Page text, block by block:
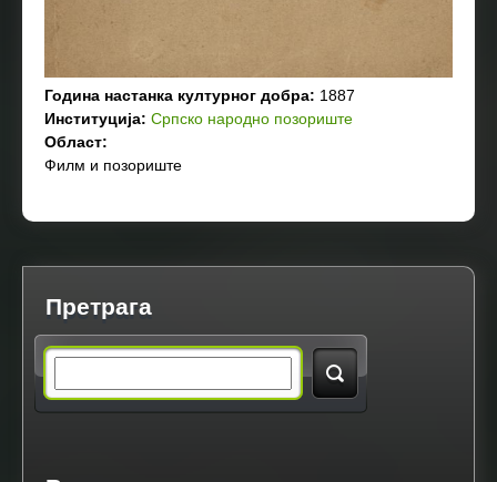
Година настанка културног добра: 1887
Институција: Српско народно позориште
Област:
Филм и позориште
Претрага